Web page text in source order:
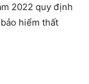
2022 quy định
hiểm thất